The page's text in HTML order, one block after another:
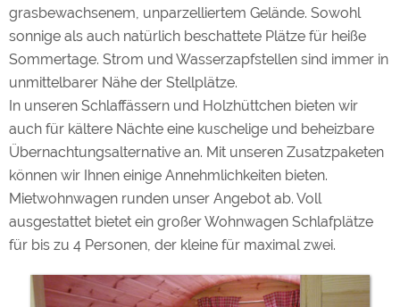
grasbewachsenem, unparzelliertem Gelände. Sowohl
sonnige als auch natürlich beschattete Plätze für heiße
Sommertage. Strom und Wasserzapfstellen sind immer in
unmittelbarer Nähe der Stellplätze.
In unseren Schlaffässern und Holzhüttchen bieten wir
auch für kältere Nächte eine kuschelige und beheizbare
Übernachtungsalternative an. Mit unseren Zusatzpaketen
können wir Ihnen einige Annehmlichkeiten bieten.
Mietwohnwagen runden unser Angebot ab. Voll
ausgestattet bietet ein großer Wohnwagen Schlafplätze
für bis zu 4 Personen, der kleine für maximal zwei.